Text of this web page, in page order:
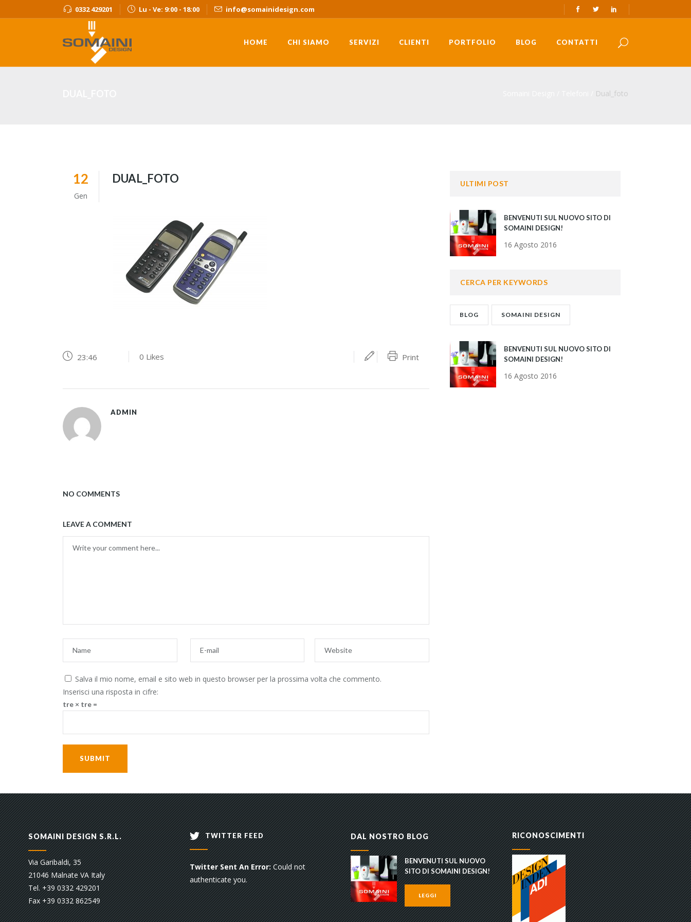
0332 429201 Lu - Ve: 9:00 - 18:00 info@somainidesign.com
HOME CHI SIAMO SERVIZI CLIENTI PORTFOLIO BLOG CONTATTI
Dual_foto
12
Gen
DUAL_FOTO
23:46 0 Likes Print
ADMIN
NO COMMENTS
LEAVE A COMMENT
Salva il mio nome, email e sito web in questo browser per la prossima volta che commento.
Inserisci una risposta in cifre:
tre × tre =
ULTIMI POST
BENVENUTI SUL NUOVO SITO DI
SOMAINI DESIGN!
16 Agosto 2016
CERCA PER KEYWORDS
BLOG SOMAINI DESIGN
BENVENUTI SUL NUOVO SITO DI
SOMAINI DESIGN!
16 Agosto 2016
SOMAINI DESIGN S.R.L.
Via Garibaldi, 35
21046 Malnate VA Italy
Tel. +39 0332 429201
Fax +39 0332 862549
TWITTER FEED
Twitter Sent An Error:Could not
authenticate you.
DAL NOSTRO BLOG
BENVENUTI SUL NUOVO
SITO DI SOMAINI DESIGN!
LEGGI
RICONOSCIMENTI